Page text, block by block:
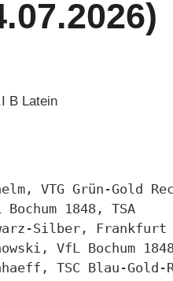
VTG Grün-Gold
1848, TSA
Silber, Frankfurt
VfL Bochum
TSC Blau-Gold-